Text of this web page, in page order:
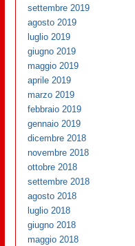
settembre 2019
agosto 2019
luglio 2019
giugno 2019
maggio 2019
aprile 2019
marzo 2019
febbraio 2019
gennaio 2019
dicembre 2018
novembre 2018
ottobre 2018
settembre 2018
agosto 2018
luglio 2018
giugno 2018
maggio 2018